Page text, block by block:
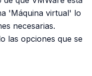
'Máquina virtual' lo
necesarias.
las opciones que se